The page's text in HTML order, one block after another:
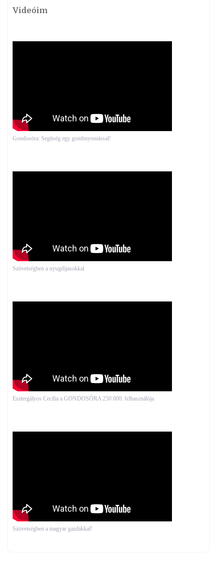
Videóim
Gondosóra: Segítség egy gombnyomással!
Szövetségben a nyugdíjasokkal
Esztergályos Cecília a GONDOSÓRA 250 000. felhasználója
Szövetségben a magyar gazdákkal!